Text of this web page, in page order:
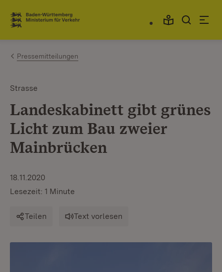
Zum Inhalt springen
Link zur Startseite
Pressemitteilungen
Strasse
Landeskabinett gibt grünes
Licht zum Bau zweier
Mainbrücken
18.11.2020
Lesezeit: 1 Minute
Teilen Text vorlesen